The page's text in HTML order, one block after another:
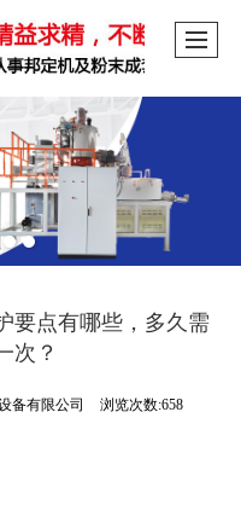
要点有哪些，多久需
次？
备有限公司 浏览次数:658